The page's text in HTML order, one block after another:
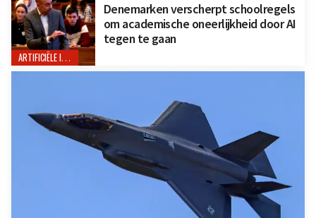
ARTIFICIËLE INTELLIGENTIE
Denemarken verscherpt schoolregels
om academische oneerlijkheid door AI
tegen te gaan